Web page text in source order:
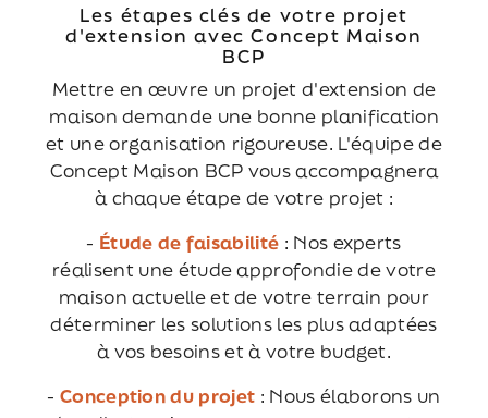
Les étapes clés de votre projet
d'extension avec Concept Maison
BCP
Mettre en œuvre un projet d'extension de
maison demande une bonne planification
et une organisation rigoureuse. L'équipe de
Concept Maison BCP vous accompagnera
à chaque étape de votre projet :
- Étude de faisabilité : Nos experts
réalisent une étude approfondie de votre
maison actuelle et de votre terrain pour
déterminer les solutions les plus adaptées
à vos besoins et à votre budget.
- Conception du projet : Nous élaborons un